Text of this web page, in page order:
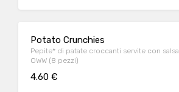
Potato Crunchies
Pepite* di patate croccanti servite con salsa
OWW (8 pezzi)
4.60 €